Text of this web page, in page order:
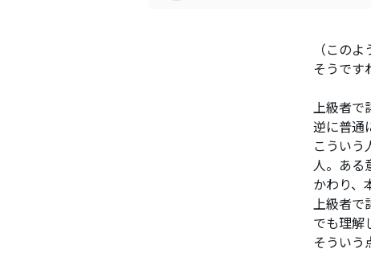
（この
そうです
上級者で
逆に普通
こういう
人。ある
かわり、
上級者で
でも理解
そういう